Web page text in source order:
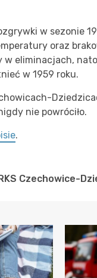
w sezonie
oraz
w eliminacjach,
w 1959 roku.
nie powróciło.
.
Czechowice-